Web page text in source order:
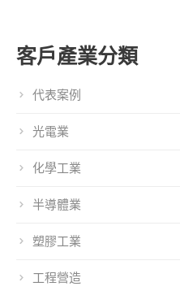
客戶產業分類
代表案例
光電業
化學工業
半導體業
塑膠工業
工程營造